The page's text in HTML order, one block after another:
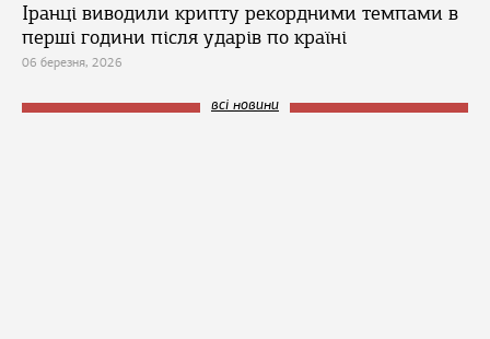
Іранці виводили крипту рекордними темпами в
перші години після ударів по країні
06 березня, 2026
всі новини